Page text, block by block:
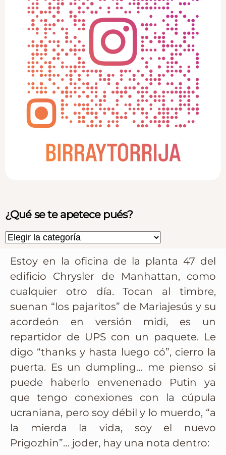
Estoy en la oficina de la planta 47 del
edificio Chrysler de Manhattan, como
cualquier otro día. Tocan al timbre,
suenan “los pajaritos” de Mariajesús y su
acordeón en versión midi, es un
repartidor de UPS con un paquete. Le
digo “thanks y hasta luego có”, cierro la
puerta. Es un dumpling… me pienso si
puede haberlo envenenado Putin ya
que tengo conexiones con la cúpula
ucraniana, pero soy débil y lo muerdo, “a
la mierda la vida, soy el nuevo
Prigozhin”… joder, hay una nota dentro:
¿Qué se te apetece pués?